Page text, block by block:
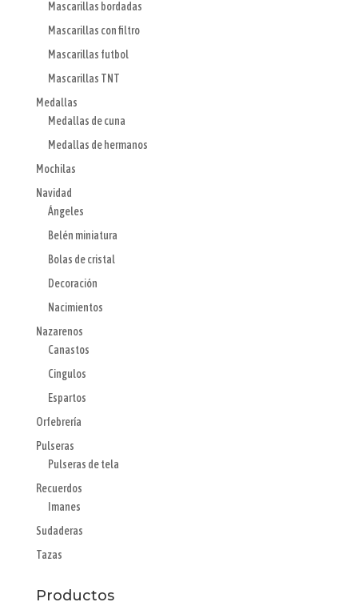
Mascarillas bordadas
Mascarillas con filtro
Mascarillas futbol
Mascarillas TNT
Medallas
Medallas de cuna
Medallas de hermanos
Mochilas
Navidad
Ángeles
Belén miniatura
Bolas de cristal
Decoración
Nacimientos
Nazarenos
Canastos
Cingulos
Espartos
Orfebrería
Pulseras
Pulseras de tela
Recuerdos
Imanes
Sudaderas
Tazas
Productos